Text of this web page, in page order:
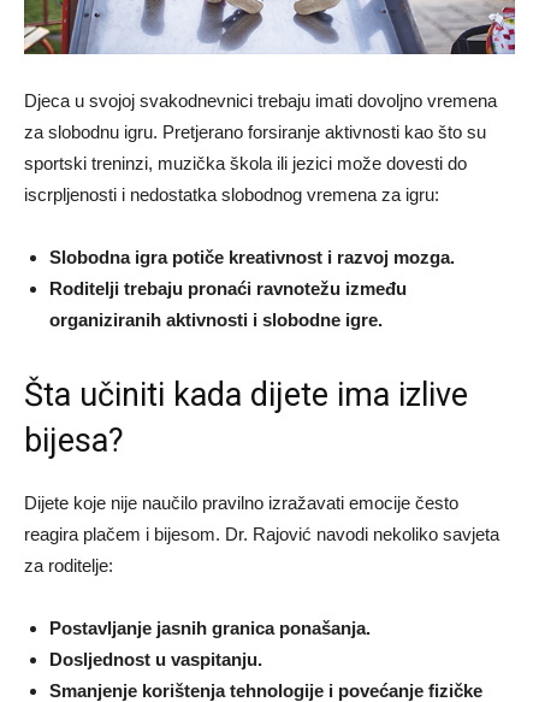
Djeca u svojoj svakodnevnici trebaju imati dovoljno vremena
za slobodnu igru. Pretjerano forsiranje aktivnosti kao što su
sportski treninzi, muzička škola ili jezici može dovesti do
iscrpljenosti i nedostatka slobodnog vremena za igru:
Slobodna igra potiče kreativnost i razvoj mozga.
Roditelji trebaju pronaći ravnotežu između
organiziranih aktivnosti i slobodne igre.
Šta učiniti kada dijete ima izlive
bijesa?
Dijete koje nije naučilo pravilno izražavati emocije često
reagira plačem i bijesom. Dr. Rajović navodi nekoliko savjeta
za roditelje:
Postavljanje jasnih granica ponašanja.
Dosljednost u vaspitanju.
Smanjenje korištenja tehnologije i povećanje fizičke